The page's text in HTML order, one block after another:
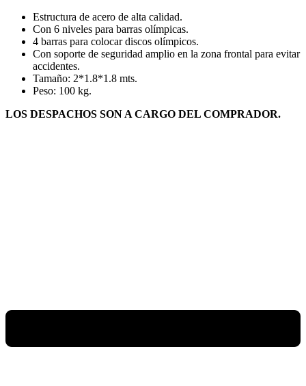
Estructura de acero de alta calidad.
Con 6 niveles para barras olímpicas.
4 barras para colocar discos olímpicos.
Con soporte de seguridad amplio en la zona frontal para evitar
accidentes.
Tamaño: 2*1.8*1.8 mts.
Peso: 100 kg.
LOS DESPACHOS SON A CARGO DEL COMPRADOR.